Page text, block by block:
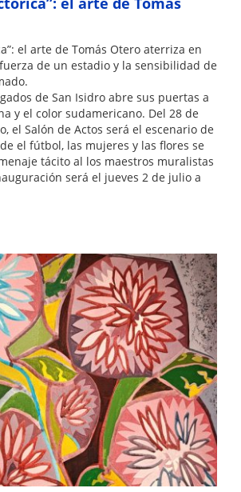
el arte de Tomás Otero aterriza en
de un estadio y la sensibilidad de
de San Isidro abre sus puertas a
y el color sudamericano. Del 28 de
el Salón de Actos será el escenario de
el fútbol, las mujeres y las flores se
tácito al los maestros muralistas
será el jueves 2 de julio a